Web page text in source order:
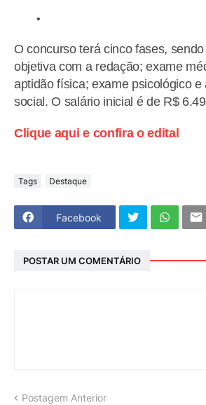
O concurso terá cinco fases,
objetiva com a redação; exame
aptidão física; exame psicológico e
social. O salário inicial é de R$
Clique aqui e confira o edital
Tags Destaque
Facebook
POSTAR UM COMENTÁRIO
Postagem Anterior